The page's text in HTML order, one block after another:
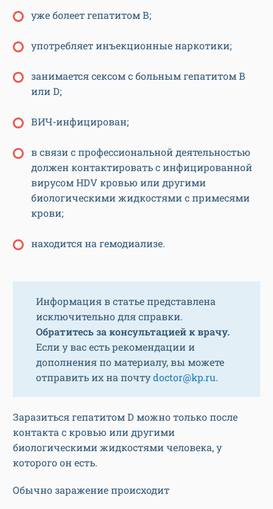
уже болеет гепатитом В;
употребляет инъекционные наркотики;
занимается сексом с больным гепатитом B
или D;
ВИЧ-инфицирован;
в связи с профессиональной деятельностью
должен контактировать с инфицированной
вирусом HDV кровью или другими
биологическими жидкостями с примесями
крови;
находится на гемодиализе.
Информация в статье представлена
исключительно для справки.
Обратитесь за консультацией к врачу.
Если у вас есть рекомендации и
дополнения по материалу, вы можете
отправить их на почтуdoctor@kp.ru.
Заразиться гепатитом D можно только после
контакта с кровью или другими
биологическими жидкостями человека, у
которого он есть.
Обычно заражение происходит